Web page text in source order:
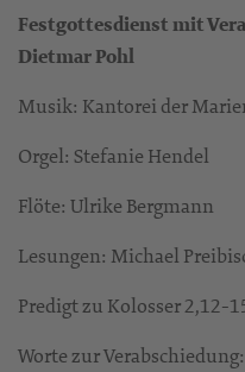
Festgottesdienst mit
Dietmar Pohl
Musik: Kantorei der
Orgel: Stefanie Hendel
Flöte: Ulrike Bergmann
Lesungen: Michael
Predigt zu Kolosser 2,12-
Worte zur